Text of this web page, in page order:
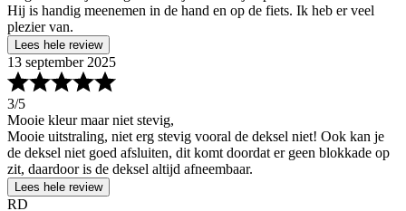
Hij is handig meenemen in de hand en op de fiets. Ik heb er veel
plezier van.
Lees hele review
13 september 2025
3/5
Mooie kleur maar niet stevig,
Mooie uitstraling, niet erg stevig vooral de deksel niet! Ook kan je
de deksel niet goed afsluiten, dit komt doordat er geen blokkade op
zit, daardoor is de deksel altijd afneembaar.
Lees hele review
RD